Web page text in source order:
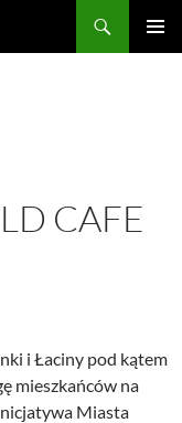
CAFE
i Łaciny pod kątem
mieszkańców na
Miasta